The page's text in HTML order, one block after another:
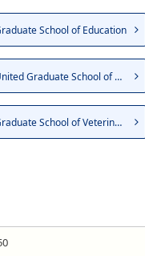
School of Education
United Graduate School of Agr...
Graduate School of Veterinary...